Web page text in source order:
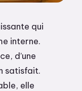
qui
interne.
d’une
satisfait.
elle